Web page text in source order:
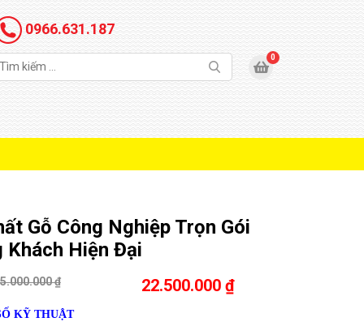
0966.631.187
Gỗ Công Nghiệp Trọn Gói
Khách Hiện Đại
₫ 22.500.000 ₫
KỸ THUẬT